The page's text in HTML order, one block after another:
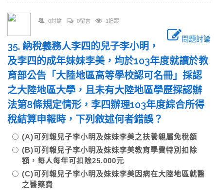
0討論 0留言 1追蹤
問題討論
35. 納稅義務人李四的兒子李小明，
及李四的成年妹妹李美，均於103年度就讀於教
育部公告「大陸地區高等學校認可名冊」採認
之大陸地區大學，且未有大陸地區學歷採認辦
法第8條規定情形，李四辦理103年度綜合所得
稅結算申報時，下列敘述何者錯誤？
(A)可列報兒子李小明及妹妹李美之扶養親屬免稅額
(B)可列報兒子李小明及妹妹李美教育學費特別扣除
額，每人每年可扣除25,000元
(C)可列報兒子李小明及妹妹李美因病在大陸地區就醫
之醫藥費